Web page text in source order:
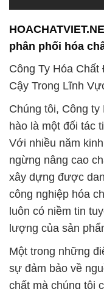
phân phối hóa
Công Ty Hóa
Cậy Trong Lĩnh
Chúng tôi, Công
hào là một đối tác
Với nhiều năm
ngừng nâng cao
xây dựng được
công nghiệp hóa
luôn có niềm tin
lượng của sản
Một trong những
sự đảm bảo về
chất mà chúng tôi